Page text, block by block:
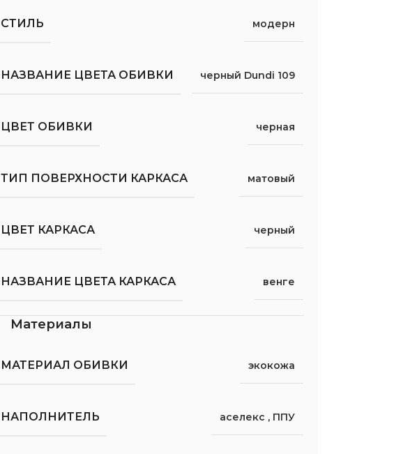
СТИЛЬ модерн
НАЗВАНИЕ ЦВЕТА ОБИВКИ черный Dundi 109
ЦВЕТ ОБИВКИ черная
ТИП ПОВЕРХНОСТИ КАРКАСА матовый
ЦВЕТ КАРКАСА черный
НАЗВАНИЕ ЦВЕТА КАРКАСА венге
Материалы
МАТЕРИАЛ ОБИВКИ экокожа
НАПОЛНИТЕЛЬ аселекс , ППУ